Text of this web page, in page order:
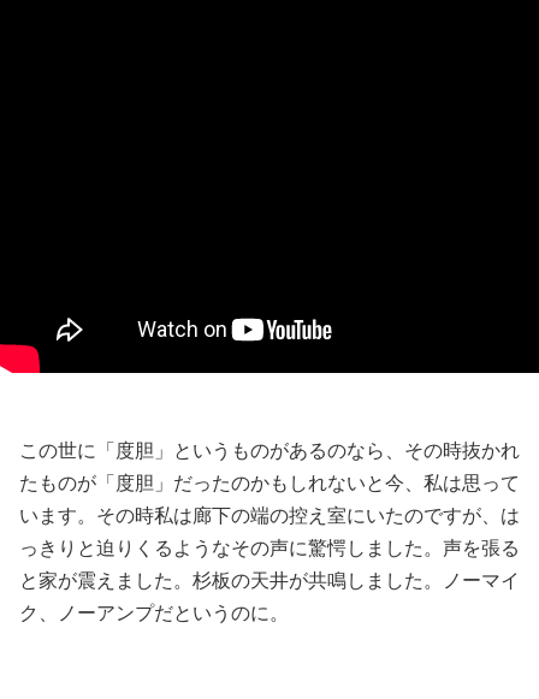
この世に「度胆」というものがあるのなら、その時抜かれ
たものが「度胆」だったのかもしれないと今、私は思って
います。その時私は廊下の端の控え室にいたのですが、は
っきりと迫りくるようなその声に驚愕しました。声を張る
と家が震えました。杉板の天井が共鳴しました。ノーマイ
ク、ノーアンプだというのに。